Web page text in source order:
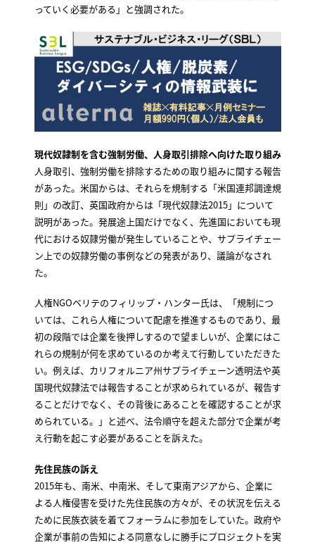
っていく必要がある」と強調された。
現代奴隷制を含む強制労働、人身取引排除へ向けた取り組み
人身取引、強制労働を排除するための取り組みに関する報告
があった。米国からは、それらを規制する「米国連邦調達規
則」の改訂、英国政府からは「現代奴隷法2015」について
説明があった。発展途上国だけでなく、先進国においても現
代における奴隷労働が発生していることや、サプライチェー
ン上での奴隷労働の事例などの発表があり、議論がなされ
た。
人権NGOベリテのフィリップ・ハンター氏は、「規制につ
いては、これら人権について配慮を推進するものであり、最
初の段階では企業を後押しするので望ましいが、企業にはこ
れらの規制が何を求めているのか考えて行動していただきた
い。例えば、カリフォルニア州サプライチェーン透明法や英
国現代奴隷法では報告することが求められているが、報告す
ることだけでなく、その背後にあることを確認することが求
められている。」と述べ、法令順守を超えた部分で企業が考
え行動を起こす必要があることを訴えた。
先住民族の訴え
2015年も、南米、中南米、そして東南アジアから、企業に
よる人権侵害を受けた先住民族の方々が、その状況を伝える
ために民族衣装を着てフォーラムに参加をしていた。政府や
企業が事前の告知による同意なしに勝手にプロジェクトを実